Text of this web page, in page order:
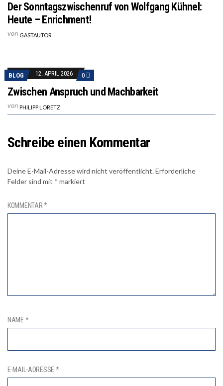
Der Sonntagszwischenruf von Wolfgang Kühnel:
Heute – Enrichment!
von GASTAUTOR
BLOG 12. APRIL 2026 0
Zwischen Anspruch und Machbarkeit
von PHILIPP LORETZ
Schreibe einen Kommentar
Deine E-Mail-Adresse wird nicht veröffentlicht.Erforderliche
Felder sind mit * markiert
KOMMENTAR*
NAME *
E-MAIL-ADRESSE *